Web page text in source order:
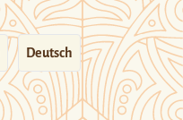
Deutsch